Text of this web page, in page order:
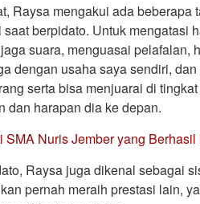
Raysa mengakui ada
berpidato. Untuk mengatasi
suara, menguasai pelafalan,
dengan usaha saya sendiri,
serta bisa menjuarai di
dan harapan dia ke depan.
SMA Nuris Jember yang
Raysa juga dikenal sebagai
pernah meraih prestasi lain,